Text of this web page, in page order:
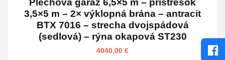
Plechová garáž 6,5×5 m – prístrešok
3,5×5 m – 2× výklopná brána – antracit
BTX 7016 – strecha dvojspádová
(sedlová) – rýna okapová ST230
4040,00 €